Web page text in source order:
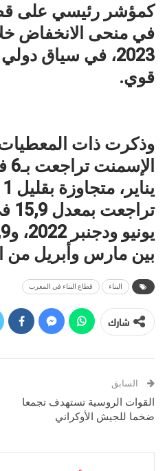
كمؤشر رئيسي على
في منحى الانخفاض
2023، في سياق
قوي.
وذكرت ذات
بين مارس وأبريل من
البناء قطاع البناء في المغرب
شارك
السابق
القوات الروسية تستهدف تجمعا
ضخما للجيش الأوكراني